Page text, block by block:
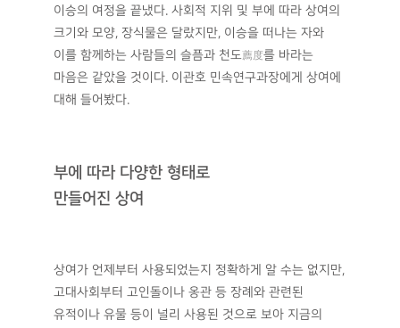
이승의 여정을 끝냈다. 사회적 지위 및 부에 따라 상여의
크기와 모양, 장식물은 달랐지만, 이승을 떠나는 자와
이를 함께하는 사람들의 슬픔과 천도薦度를 바라는
마음은 같았을 것이다. 이관호 민속연구과장에게 상여에
대해 들어봤다.
부에 따라 다양한 형태로
만들어진 상여
상여가 언제부터 사용되었는지 정확하게 알 수는 없지만,
고대사회부터 고인돌이나 옹관 등 장례와 관련된
유적이나 유물 등이 널리 사용된 것으로 보아 지금의